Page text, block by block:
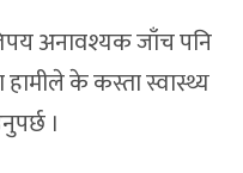
अनावश्यक जाँच पनि
के कस्ता स्वास्थ्य
।